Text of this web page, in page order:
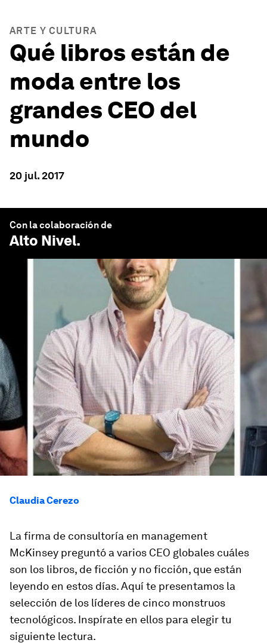
ARTE Y CULTURA
Qué libros están de
moda entre los
grandes CEO del
mundo
20 jul. 2017
Con la colaboración de
Alto Nivel.
Claudia Cerezo
La firma de consultoría en management
McKinsey preguntó a varios CEO globales cuáles
son los libros, de ficción y no ficción, que están
leyendo en estos días. Aquí te presentamos la
selección de los líderes de cinco monstruos
tecnológicos. Inspírate en ellos para elegir tu
siguiente lectura.